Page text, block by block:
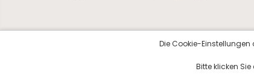
Die Cookie-Einstellungen
Bitte klicken